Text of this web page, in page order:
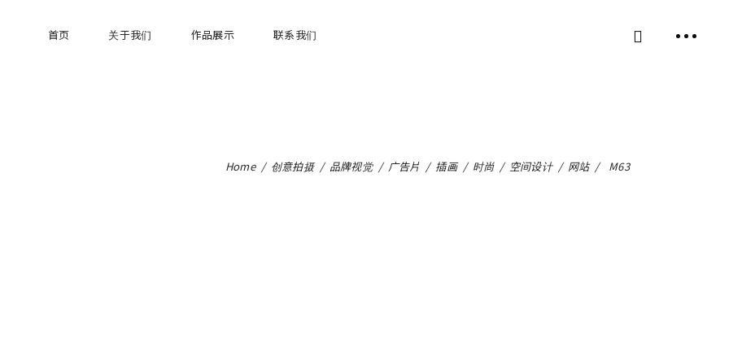
首页 关于我们 作品展示 联系我们
Home/ 创意拍摄/ 品牌视觉/ 广告片 / 插画/ 时尚/ 空间设计/ 网站/ M63